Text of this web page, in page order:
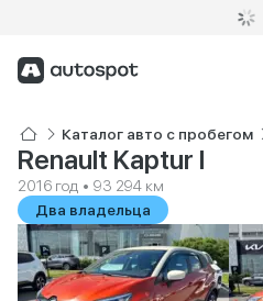
Каталог авто с пробегом
Renault Kaptur I
2016 год • 93 294 км
Два владельца